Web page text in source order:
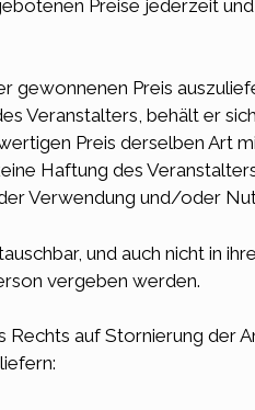
Preise jederzeit
gewonnenen Preis
Veranstalters, behält er
Preis derselben Art
Haftung des
Verwendung und/oder
und auch nicht in
vergeben werden.
auf Stornierung der